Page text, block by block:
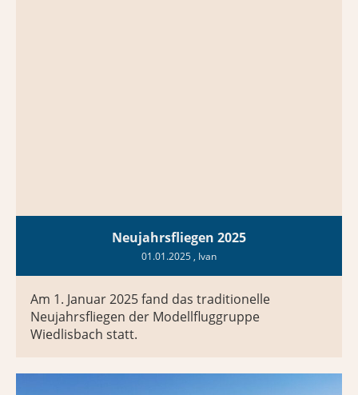
Neujahrsfliegen 2025
01.01.2025 , Ivan
Am 1. Januar 2025 fand das traditionelle
Neujahrsfliegen der Modellfluggruppe
Wiedlisbach statt.